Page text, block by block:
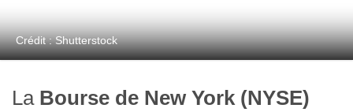
Crédit : Shutterstock
La Bourse de New York (NYSE)